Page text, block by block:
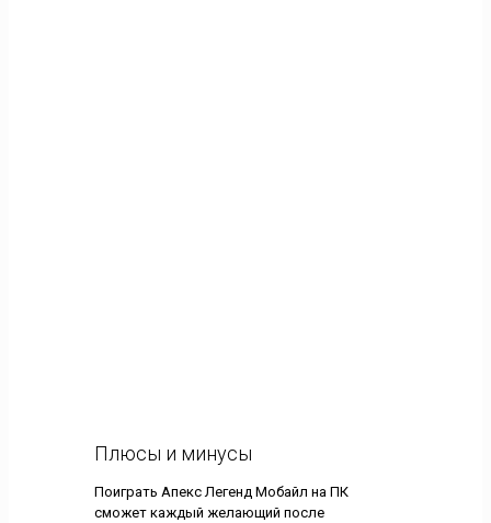
Плюсы и минусы
Поиграть Апекс Легенд Мобайл на ПК
сможет каждый желающий после